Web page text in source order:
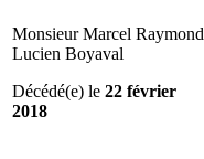
Monsieur Marcel Raymond
Lucien Boyaval
Décédé(e) le 22 février
2018